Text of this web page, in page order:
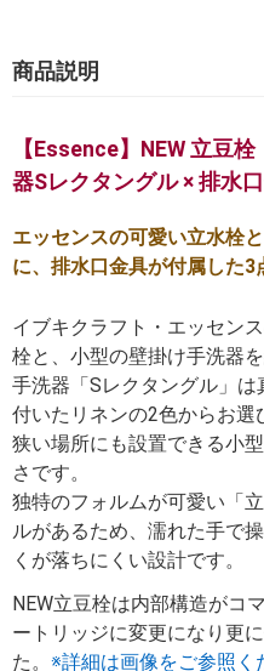
商品説明
【Essence】NEW 立豆
器Sレクタングル × 排水
エッセンスの可愛い立水栓
に、排水口金具が付属した3
イブキクラフト・エッセン
栓と、小型の壁掛け手洗器
手洗器「Sレクタングル」
付いたリネンの2色からお
狭い場所にも設置できる小
さです。
独特のフォルムが可愛い「
ルがあるため、濡れた手で
くが落ちにくい設計です。
NEW立豆栓は内部構造がコ
ートリッジに変更になり更
た。 ※詳細は画像をご参照く